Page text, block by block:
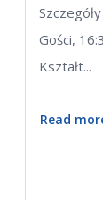
Gości,
Kształt...
Read